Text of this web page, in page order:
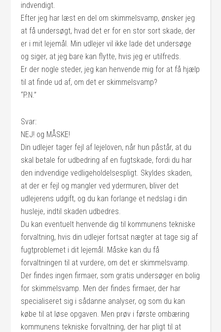
indvendigt.
Efter jeg har læst en del om skimmelsvamp, ønsker jeg
at få undersøgt, hvad det er for en stor sort skade, der
er i mit lejemål. Min udlejer vil ikke lade det undersøge
og siger, at jeg bare kan flytte, hvis jeg er utilfreds.
Er der nogle steder, jeg kan henvende mig for at få hjælp
til at finde ud af, om det er skimmelsvamp?
“P.N.”
Svar:
NEJ! og MÅSKE!
Din udlejer tager fejl af lejeloven, når hun påstår, at du
skal betale for udbedring af en fugtskade, fordi du har
den indvendige vedligeholdelsespligt. Skyldes skaden,
at der er fejl og mangler ved ydermuren, bliver det
udlejerens udgift, og du kan forlange et nedslag i din
husleje, indtil skaden udbedres.
Du kan eventuelt henvende dig til kommunens tekniske
forvaltning, hvis din udlejer fortsat nægter at tage sig af
fugtproblemet i dit lejemål. Måske kan du få
forvaltningen til at vurdere, om det er skimmelsvamp.
Der findes ingen firmaer, som gratis undersøger en bolig
for skimmelsvamp. Men der findes firmaer, der har
specialiseret sig i sådanne analyser, og som du kan
købe til at løse opgaven. Men prøv i første ombæring
kommunens tekniske forvaltning, der har pligt til at